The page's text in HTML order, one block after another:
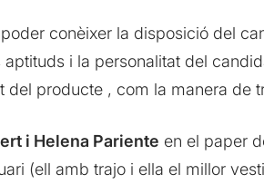
conèixer la disposició del
i la personalitat del
del producte , com la manera de
i Helena Pariente en el paper
(ell amb trajo i ella el millor